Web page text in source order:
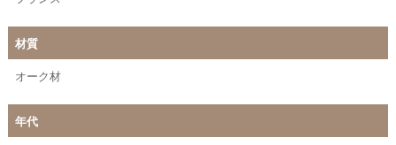
材質
オーク材
年代